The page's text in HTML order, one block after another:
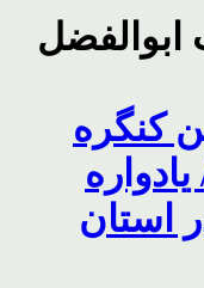
کنگره
استان